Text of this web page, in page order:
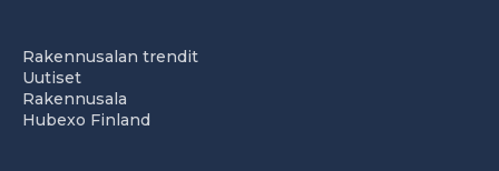
Rakennusalan trendit
Uutiset
Rakennusala
Hubexo Finland